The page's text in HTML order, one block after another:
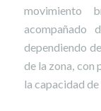
movimiento
acompañado
dependiendo
de la zona, con
la capacidad